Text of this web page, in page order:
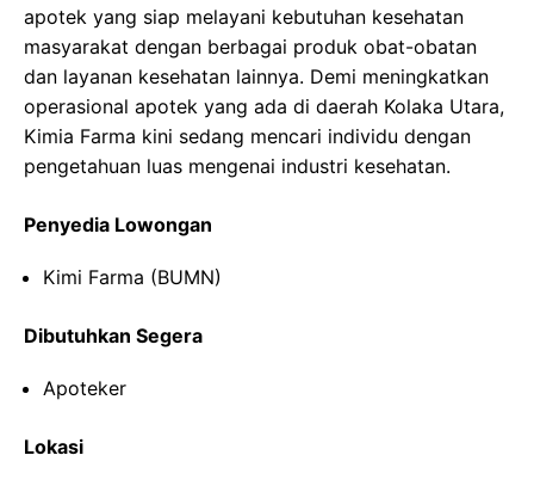
apotek yang siap melayani kebutuhan kesehatan
masyarakat dengan berbagai produk obat-obatan
dan layanan kesehatan lainnya. Demi meningkatkan
operasional apotek yang ada di daerah Kolaka Utara,
Kimia Farma kini sedang mencari individu dengan
pengetahuan luas mengenai industri kesehatan.
Penyedia Lowongan
Kimi Farma (BUMN)
Dibutuhkan Segera
Apoteker
Lokasi